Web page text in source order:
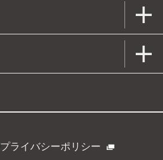
プライバシーポリシー